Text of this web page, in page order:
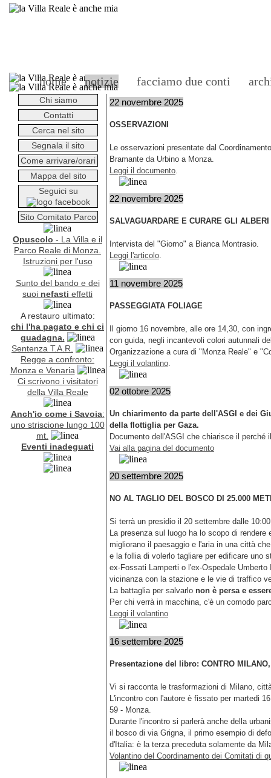
home notizie facciamo due conti
Chi siamo
Contatti
Cerca nel sito
Segnala il sito
Come arrivare/orari
Mappa del sito
Seguici su
Sito Comitato Parco
Opuscolo - La Villa e il
Parco Reale di Monza.
Istruzioni per l'uso
Sunto del bando e dei
suoi nefasti effetti
A restauro ultimato:
chi l'ha pagato e chi ci
guadagna.
Sentenza T.A.R.
Regge a confronto:
Monza e Venaria
Ci scrivono i visitatori
della Villa Reale
Anch'io come i Savoia:
uno striscione lungo 100
mt.
Eventi inadeguati
22 novembre 2025
OSSERVAZIONI
Le osservazioni presentate dal
Bramante da Urbino a Monza.
Leggi il documento.
22 novembre 2025
SALVAGUARDARE E CURARE GLI
Intervista del "Giorno" a Bianca Montrasio.
Leggi l'articolo.
11 novembre 2025
PASSEGGIATA FOLIAGE
Il giorno 16 novembre, alle ore 14,30, con
con guida, negli incantevoli colori autunnali
Organizzazione a cura di "Monza Reale" e
Leggi il volantino.
02 ottobre 2025
Un chiarimento da parte dell'ASGI e dei
della flottiglia per Gaza.
Documento dell'ASGI che chiarisce il
Vai alla pagina del documento
20 settembre 2025
NO AL TAGLIO DEL BOSCO DI 25.000
Si terrà un presidio il 20 settembre dalle
La presenza sul luogo ha lo scopo di
migliorano il paesaggio e l'aria in una città
e la follia di volerlo tagliare per edificare uno
ex-Fossati Lamperti o l'ex-Ospedale
vicinanza con la stazione e le vie di traffico
La battaglia per salvarlo non è persa e
Per chi verrà in macchina, c'è un comodo
Leggi il volantino
16 settembre 2025
Presentazione del libro: CONTRO
Vi si racconta le trasformazioni di Milano,
L'incontro con l'autore è fissato per martedi
59 - Monza.
Durante l'incontro si parlerà anche della
il bosco di via Grigna, il primo esempio di
d'Italia: è la terza preceduta solamente da
Volantino del Coordinamento dei Comitati di